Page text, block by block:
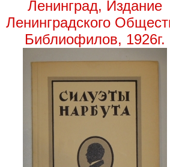
Ленинград, Издание
Ленинградского
Библиофилов, 1926г.